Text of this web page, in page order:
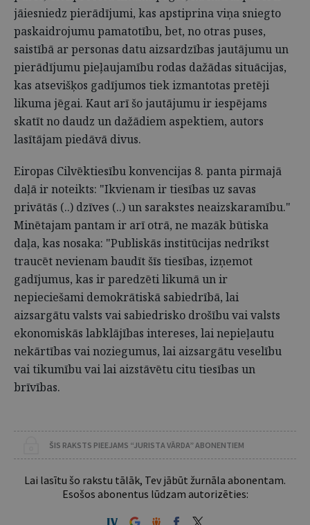
jāiesniedz pierādījumi, kas apstiprina viņa sniegto
paskaidrojumu pamatotību, bet, no otras puses,
saistībā ar personas datu aizsardzības jautājumu un
pierādījumu pieļaujamību rodas dažādas situācijas,
kas atsevišķos gadījumos tiek izmantotas pretēji
likuma jēgai. Kaut arī šo jautājumu ir iespējams
skatīt no daudz un dažādiem aspektiem, autors
lasītājam piedāvā divus.
Eiropas Cilvēktiesību konvencijas 8. panta pirmajā
daļā ir noteikts: "Ikvienam ir tiesības uz savas
privātās (..) dzīves (..) un sarakstes neaizskaramību."
Minētajam pantam ir arī otrā, ne mazāk būtiska
daļa, kas nosaka: "Publiskās institūcijas nedrīkst
traucēt nevienam baudīt šīs tiesības, izņemot
gadījumus, kas ir paredzēti likumā un ir
nepieciešami demokrātiskā sabiedrībā, lai
aizsargātu valsts vai sabiedrisko drošību vai valsts
ekonomiskās labklājības intereses, lai nepieļautu
nekārtības vai noziegumus, lai aizsargātu veselību
vai tikumību vai lai aizstāvētu citu tiesības un
brīvības.
ŠIS RAKSTS PIEEJAMS “JURISTA VĀRDA” ABONENTIEM
Lai lasītu šo rakstu tālāk, Tev jābūt žurnāla abonentam.
Esošos abonentus lūdzam autorizēties: